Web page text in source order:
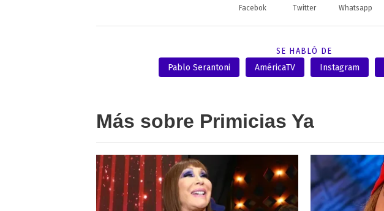
Facebok Twitter Whatsapp
SE HABLÓ DE
Pablo Serantoni
AméricaTV Instagram
Más sobre Primicias Ya